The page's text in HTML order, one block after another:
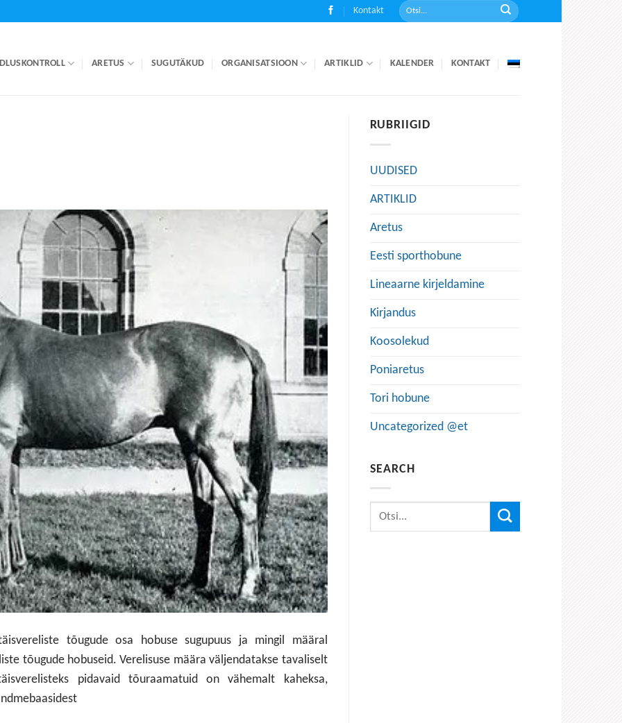
Kontakt
ARETUS SUGUTÄKUD ORGANISATSIOON ARTIKLID KALENDER KONTAKT
tõugude osa hobuse sugupuus ja mingil määral
tõugude hobuseid. Verelisuse määra väljendatakse tavaliselt
pidavaid tõuraamatuid on vähemalt kaheksa,
RUBRIIGID
UUDISED
ARTIKLID
Aretus
Eesti sporthobune
Lineaarne kirjeldamine
Kirjandus
Koosolekud
Poniaretus
Tori hobune
Uncategorized @et
SEARCH